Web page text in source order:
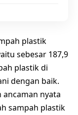
plastik
sebesar 187,9
plastik di
dengan baik.
ancaman nyata
sampah plastik